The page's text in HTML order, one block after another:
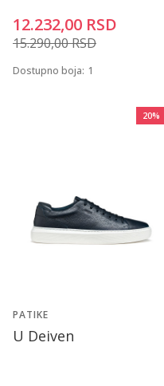
12.232,00 RSD
15.290,00RSD
Dostupno boja: 1
20%
PATIKE
U Deiven